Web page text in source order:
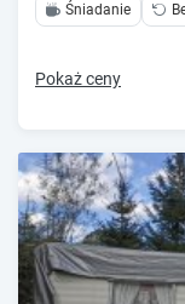
Śniadanie
Pokaż ceny